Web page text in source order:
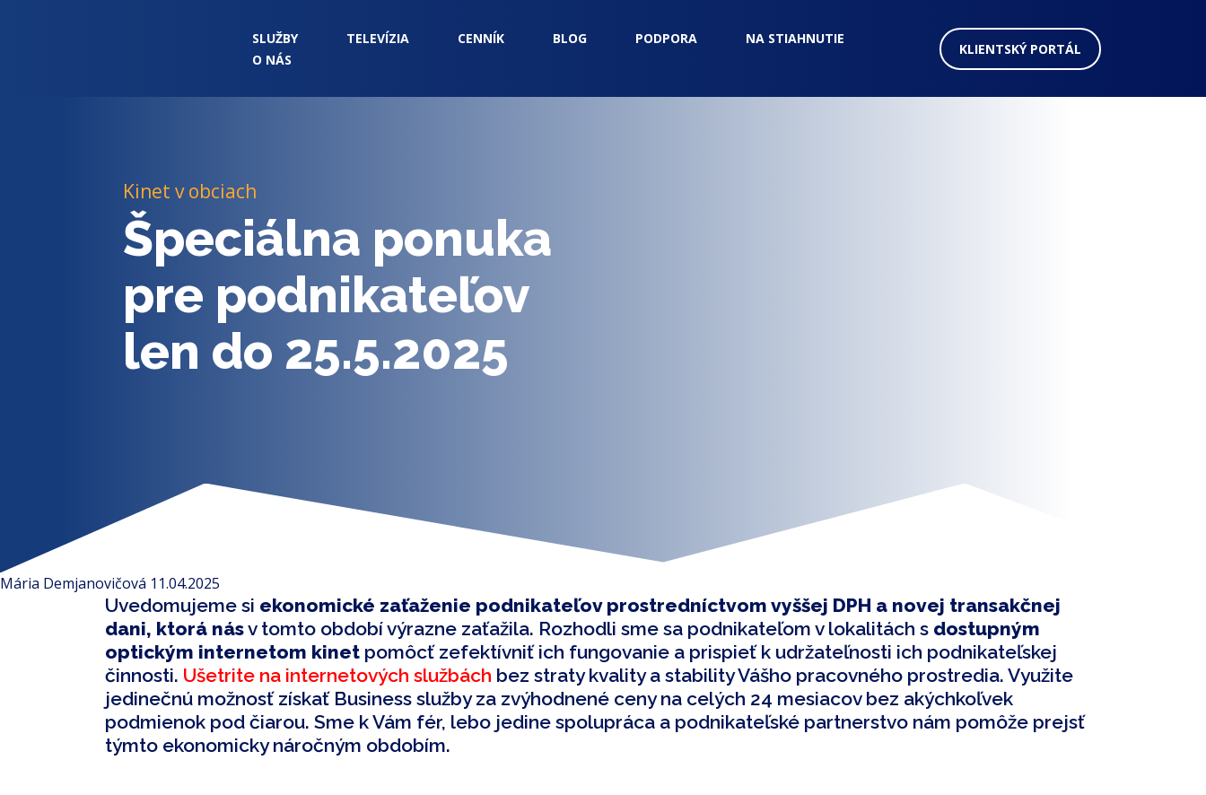
SLUŽBY TELEVÍZIA CENNÍK BLOG PODPORA
NA STIAHNUTIE
O NÁS
KLIENTSKÝ PORTÁL
Špeciálna ponuka
pre podnikateľov
len do 25.5.2025
Kinet v obciach
Mária Demjanovičová 11.04.2025
Uvedomujeme si ekonomické zaťaženie podnikateľov prostredníctvom vyššej DPH a novej transakčnej
dani, ktorá násv tomto období výrazne zaťažila. Rozhodli sme sa podnikateľom v lokalitách s dostupným
optickým internetom kinet pomôcť zefektívniť ich fungovanie a prispieť k udržateľnosti ich podnikateľskej
činnosti. Ušetrite na internetových službách bez straty kvality a stability Vášho pracovného prostredia. Využite
jedinečnú možnosť získať Business služby za zvýhodnené ceny na celých 24 mesiacov bez akýchkoľvek
podmienok pod čiarou. Sme k Vám fér, lebo jedine spolupráca a podnikateľské partnerstvo nám pomôže prejsť
týmto ekonomicky náročným obdobím.